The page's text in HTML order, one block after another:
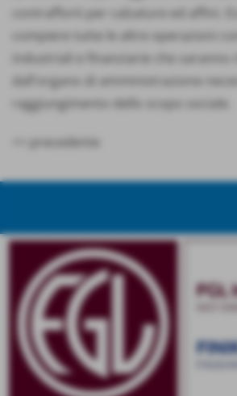
contrafforti per calzature ed affini.
compiere tutte le altre operazioni
industriali e finanziarie che saranno
dall'organo di amministrazione
raggiungimento dello scopo sociale.
<< precedente